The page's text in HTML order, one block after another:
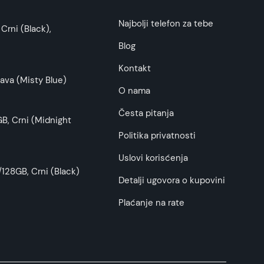
što tačnije i detaljnije ali ne može da
(Black),
(Misty Blue)
Crni (Midnight
Crni (Black)
Najbolji telefon za tebe
Blog
Kontakt
O nama
Česta pitanja
Politika privatnosti
Uslovi korisćenja
Detalji ugovora o kupovini
Plaćanje na rate